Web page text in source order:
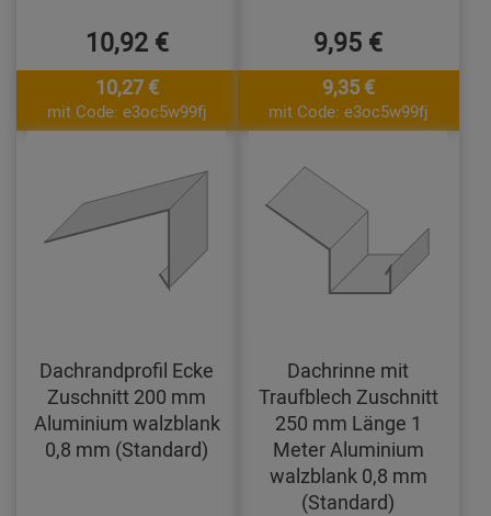
10,92 €
10,27 €
mit Code: e3oc5w99fj
9,95 €
9,35 €
mit Code: e3oc5w99fj
Dachrandprofil Ecke
Zuschnitt 200 mm
Aluminium walzblank
0,8 mm (Standard)
Dachrinne mit
Traufblech Zuschnitt
250 mm Länge 1
Meter Aluminium
walzblank 0,8 mm
(Standard)